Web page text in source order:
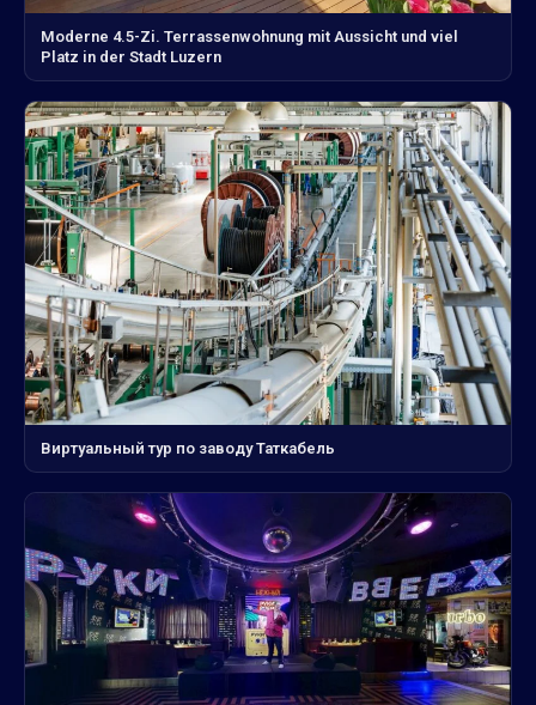
Moderne 4.5-Zi. Terrassenwohnung mit Aussicht und viel
Platz in der Stadt Luzern
Виртуальный тур по заводу Таткабель